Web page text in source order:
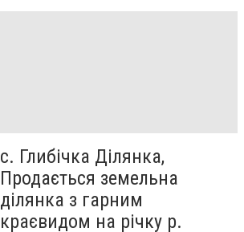
с. Глибічка Ділянка,
Продається земельна
ділянка з гарним
краєвидом на річку р.